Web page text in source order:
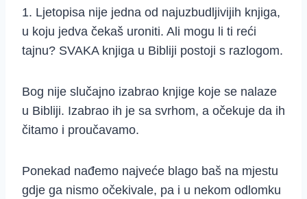
1. Ljetopisa nije jedna od najuzbudljivijih knjiga,
u koju jedva čekaš uroniti. Ali mogu li ti reći
tajnu? SVAKA knjiga u Bibliji postoji s razlogom.
Bog nije slučajno izabrao knjige koje se nalaze
u Bibliji. Izabrao ih je sa svrhom, a očekuje da ih
čitamo i proučavamo.
Ponekad nađemo najveće blago baš na mjestu
gdje ga nismo očekivale, pa i u nekom odlomku